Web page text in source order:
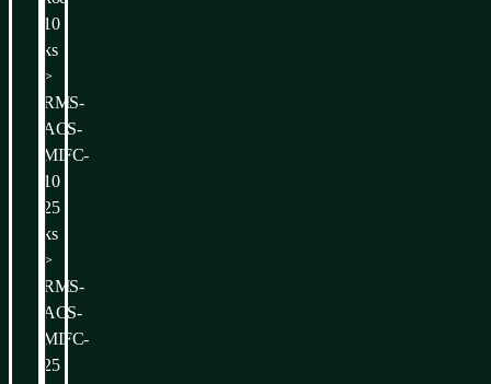
10
ks
>
RMS-
ACS-
MIFC-
10
25
ks
>
RMS-
ACS-
MIFC-
25